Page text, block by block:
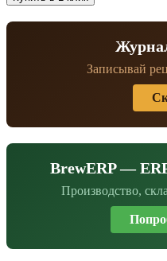
Записывай
BrewERP —
Производство,